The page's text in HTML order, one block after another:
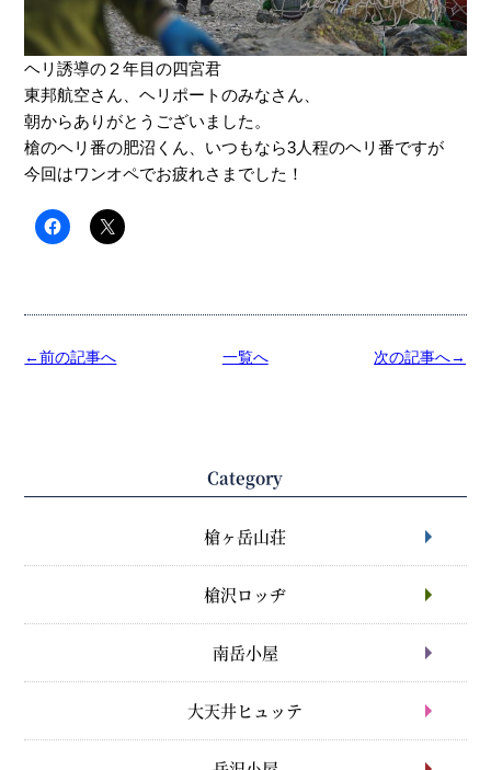
ヘリ誘導の２年目の四宮君
東邦航空さん、ヘリポートのみなさん、
朝からありがとうございました。
槍のヘリ番の肥沼くん、いつもなら3人程のヘリ番ですが
今回はワンオペでお疲れさまでした！
←前の記事へ 一覧へ 次の記事へ→
Category
槍ヶ岳山荘
槍沢ロッヂ
南岳小屋
大天井ヒュッテ